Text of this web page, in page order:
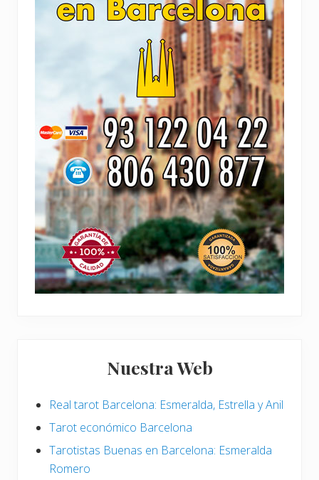
Nuestra Web
Real tarot Barcelona: Esmeralda, Estrella y Anil
Tarot económico Barcelona
Tarotistas Buenas en Barcelona: Esmeralda
Romero